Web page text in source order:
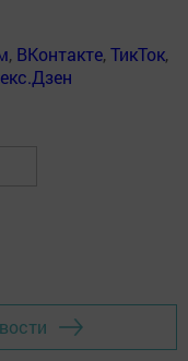
, ВКонтакте,ТикТок,